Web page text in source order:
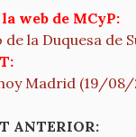
web de MCyP:
de la Duquesa de
Madrid (19/08/
ANTERIOR: